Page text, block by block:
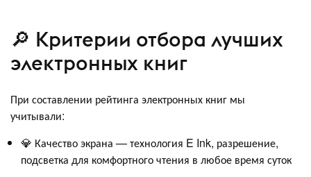
🔎 Критерии отбора лучших
электронных книг
При составлении рейтинга электронных книг мы
учитывали:
💎 Качество экрана — технология E Ink, разрешение,
подсветка для комфортного чтения в любое время суток